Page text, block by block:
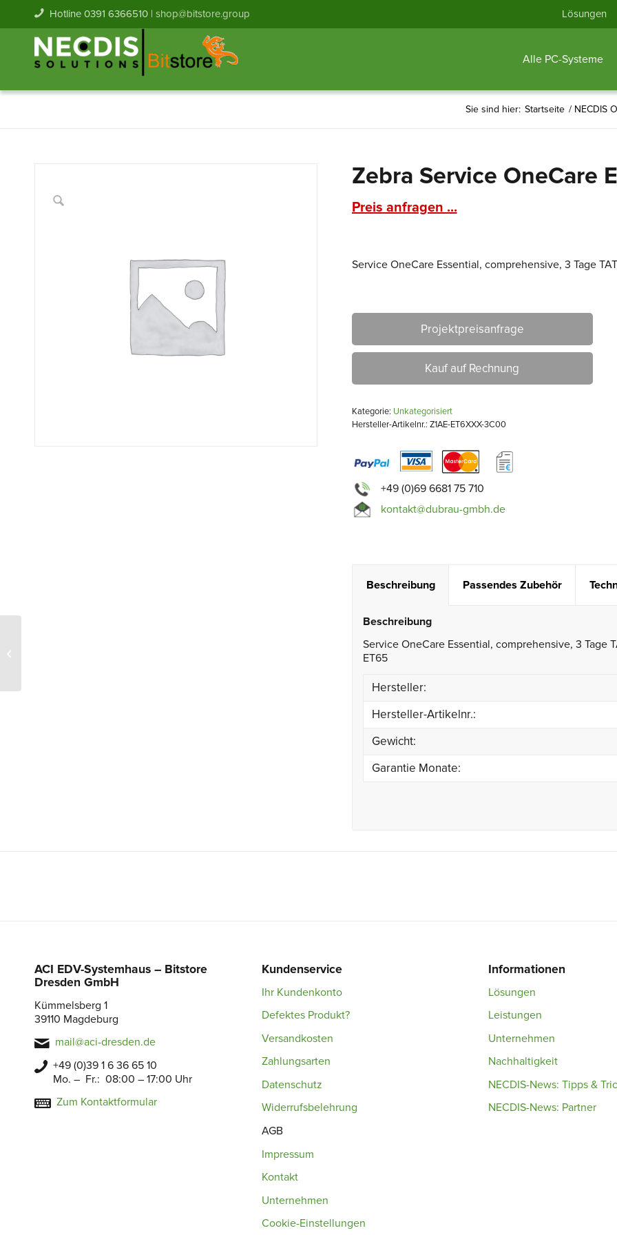
Lösungen
Hotline 0391 6366510 | shop@bitstore.group
Alle PC-Systeme
Sie sind hier: Startseite / NECDIS
Zebra Service OneCare
Preis anfragen ...
Service OneCare Essential, comprehensive, 3 Tage
Projektpreisanfrage
Kauf auf Rechnung
Kategorie: Unkategorisiert
Hersteller-Artikelnr.: Z1AE-ET6XXX-3C00
+49 (0)69 6681 75 710
kontakt@dubrau-gmbh.de
Beschreibung Passendes Zubehör
Beschreibung
Service OneCare Essential, comprehensive, 3 Tage
ET65
Hersteller:
Hersteller-Artikelnr.:
Gewicht:
Garantie Monate:
ACI EDV-Systemhaus – Bitstore
Dresden GmbH
Kümmelsberg 1
39110 Magdeburg
mail@aci-dresden.de
+49 (0)39 1 6 36 65 10
Mo. – Fr.: 08:00 – 17:00 Uhr
Zum Kontaktformular
Kundenservice
Ihr Kundenkonto
Defektes Produkt?
Versandkosten
Zahlungsarten
Datenschutz
Widerrufsbelehrung
AGB
Impressum
Kontakt
Unternehmen
Cookie-Einstellungen
Informationen
Lösungen
Leistungen
Unternehmen
Nachhaltigkeit
NECDIS-News: Tipps &
NECDIS-News: Partner